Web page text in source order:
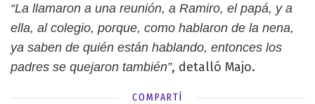
“La llamaron a una reunión, a Ramiro, el papá, y a
ella, al colegio, porque, como hablaron de la nena,
ya saben de quién están hablando, entonces los
padres se quejaron también”, detalló Majo.
COMPARTÍ